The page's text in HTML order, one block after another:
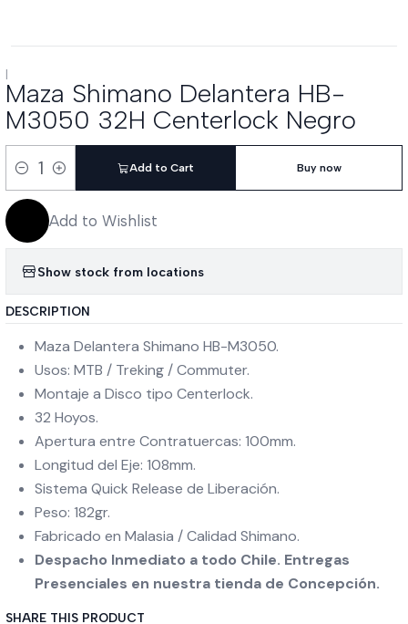
|
Maza Shimano Delantera HB-
M3050 32H Centerlock Negro
Quantity
Add to Cart Buy now
Add to Wishlist
Show stock from locations
DESCRIPTION
Maza Delantera Shimano HB-M3050.
Usos: MTB / Treking / Commuter.
Montaje a Disco tipo Centerlock.
32 Hoyos.
Apertura entre Contratuercas: 100mm.
Longitud del Eje: 108mm.
Sistema Quick Release de Liberación.
Peso: 182gr.
Fabricado en Malasia / Calidad Shimano.
Despacho Inmediato a todo Chile. Entregas
Presenciales en nuestra tienda de Concepción.
SHARE THIS PRODUCT